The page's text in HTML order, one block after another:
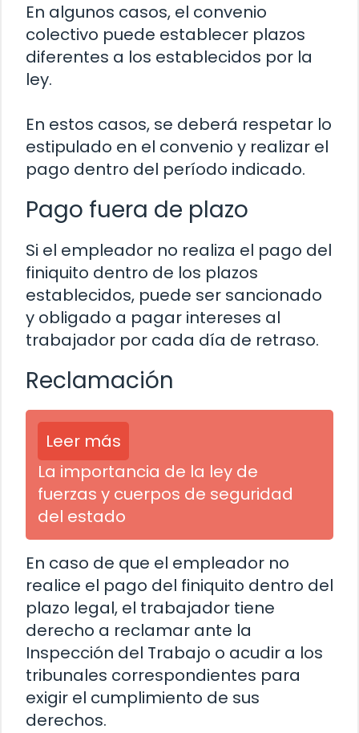
En algunos casos, el convenio
colectivo puede establecer plazos
diferentes a los establecidos por la
ley.
En estos casos, se deberá respetar lo
estipulado en el convenio y realizar el
pago dentro del período indicado.
Pago fuera de plazo
Si el empleador no realiza el pago del
finiquito dentro de los plazos
establecidos, puede ser sancionado
y obligado a pagar intereses al
trabajador por cada día de retraso.
Reclamación
Leer más
La importancia de la ley de
fuerzas y cuerpos de seguridad
del estado
En caso de que el empleador no
realice el pago del finiquito dentro del
plazo legal, el trabajador tiene
derecho a reclamar ante la
Inspección del Trabajo o acudir a los
tribunales correspondientes para
exigir el cumplimiento de sus
derechos.